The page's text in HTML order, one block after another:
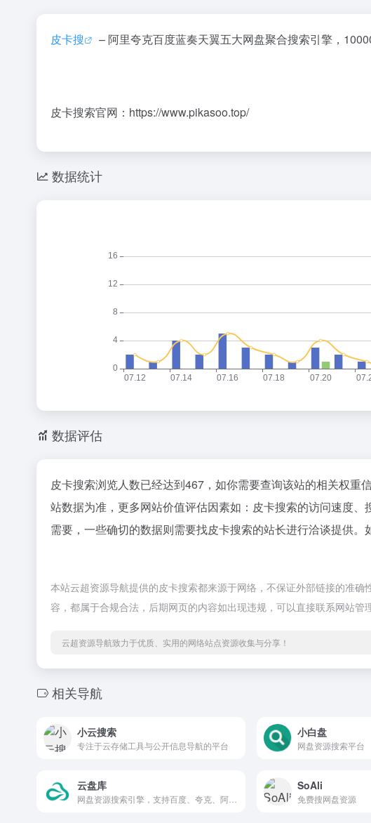
皮卡搜 – 阿里夸克百度蓝奏天翼五大网盘聚合搜索引擎，
皮卡搜索官网：https://www.pikasoo.top/
数据统计
数据评估
皮卡搜索浏览人数已经达到467，如你需要查询该站的相关权重
站数据为准，更多网站价值评估因素如：皮卡搜索的访问速度
需要，一些确切的数据则需要找皮卡搜索的站长进行洽谈提供。
本站云超资源导航提供的皮卡搜索都来源于网络，不保证外部链接的准
容，都属于合规合法，后期网页的内容如出现违规，可以直接联系网站管
云超资源导航致力于优质、实用的网络站点资源收集与分享！
相关导航
小云搜索
专注于云存储工具与公开信息导航的平台
小白盘
网盘资源搜索平台
云盘库 SoAli
免费搜网盘资源